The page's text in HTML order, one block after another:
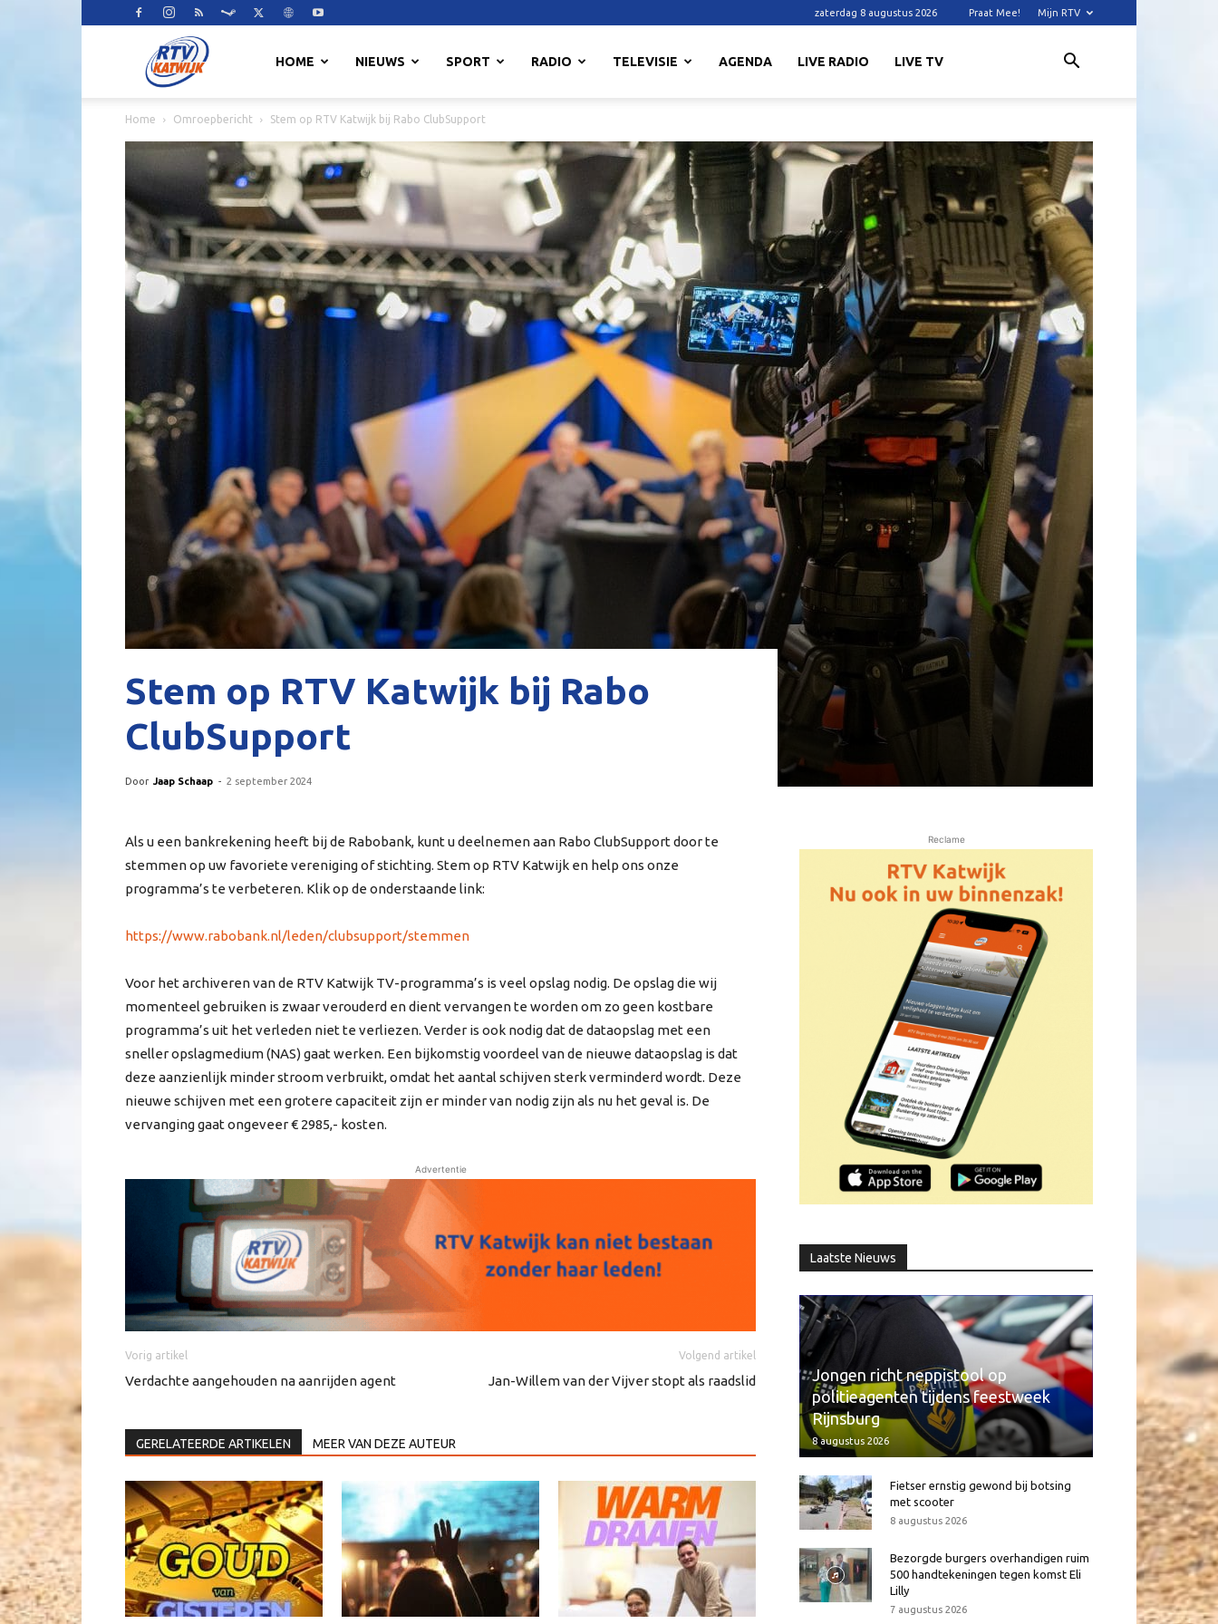
zaterdag 8 augustus 2026 Praat Mee! Mijn RTV
HOME NIEUWS SPORT RADIO TELEVISIE AGENDA LIVE RADIO LIVE TV
Home Omroepbericht Stem op RTV Katwijk bij Rabo ClubSupport
Stem op RTV Katwijk bij Rabo
ClubSupport
Door Jaap Schaap - 2 september 2024
Als u een bankrekening heeft bij de Rabobank, kunt u deelnemen aan Rabo ClubSupport door te
stemmen op uw favoriete vereniging of stichting. Stem op RTV Katwijk en help ons onze
programma’s te verbeteren. Klik op de onderstaande link:
https://www.rabobank.nl/leden/clubsupport/stemmen
Voor het archiveren van de RTV Katwijk TV-programma’s is veel opslag nodig. De opslag die wij
momenteel gebruiken is zwaar verouderd en dient vervangen te worden om zo geen kostbare
programma’s uit het verleden niet te verliezen. Verder is ook nodig dat de dataopslag met een
sneller opslagmedium (NAS) gaat werken. Een bijkomstig voordeel van de nieuwe dataopslag is dat
deze aanzienlijk minder stroom verbruikt, omdat het aantal schijven sterk verminderd wordt. Deze
nieuwe schijven met een grotere capaciteit zijn er minder van nodig zijn als nu het geval is. De
vervanging gaat ongeveer € 2985,- kosten.
Advertentie
Vorig artikel
Verdachte aangehouden na aanrijden agent
Volgend artikel
Jan-Willem van der Vijver stopt als raadslid
GERELATEERDE ARTIKELEN MEER VAN DEZE AUTEUR
Reclame
Laatste Nieuws
Jongen richt neppistool op
politieagenten tijdens feestweek
Rijnsburg
8 augustus 2026
Fietser ernstig gewond bij botsing
met scooter
8 augustus 2026
Bezorgde burgers overhandigen ruim
500 handtekeningen tegen komst Eli
Lilly
7 augustus 2026